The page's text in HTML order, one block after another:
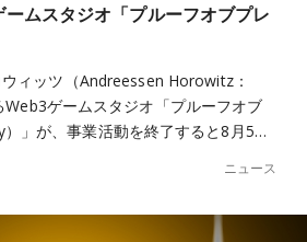
ムスタジオ「プルーフオブプレ
ィッツ（Andreessen Horowitz：
ゲームスタジオ「プルーフオブ
」が、事業活動を終了すると8月5…
ニュース